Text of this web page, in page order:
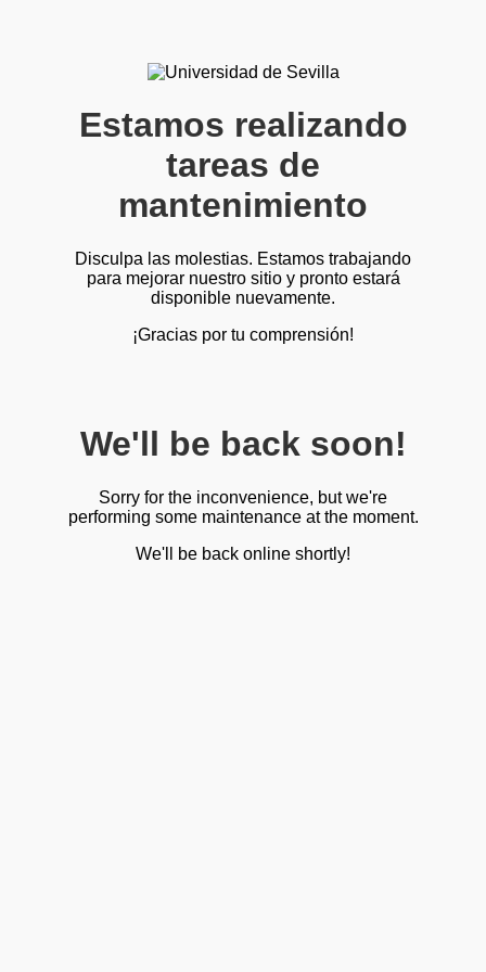
Estamos realizando
tareas de
mantenimiento
Disculpa las molestias. Estamos trabajando
para mejorar nuestro sitio y pronto estará
disponible nuevamente.
¡Gracias por tu comprensión!
We'll be back soon!
Sorry for the inconvenience, but we're
performing some maintenance at the moment.
We'll be back online shortly!